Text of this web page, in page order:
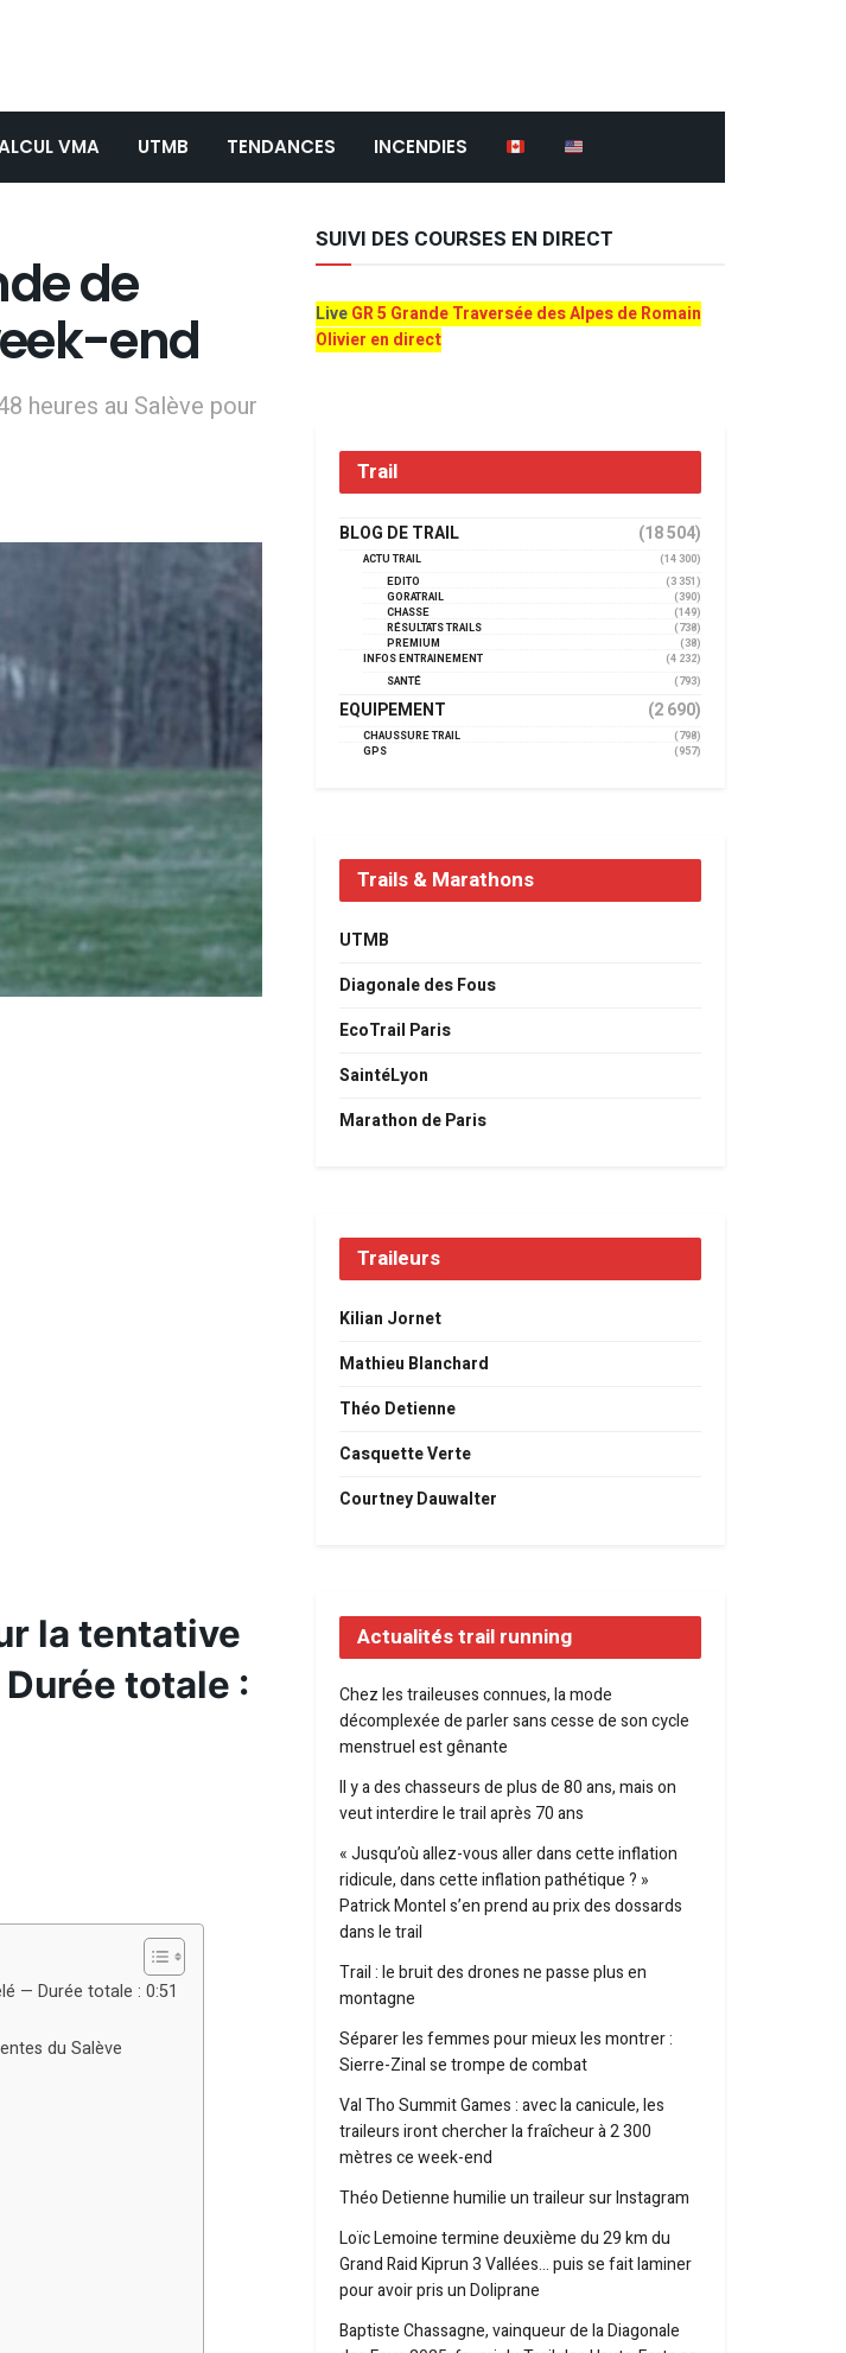
VMA UTMB TENDANCES INCENDIES
de
end
heures au Salève pour
la tentative
Durée totale :
— Durée totale : 0:51
du Salève
SUIVI DES COURSES EN DIRECT
LiveGR 5 Grande Traversée des Alpes de Romain
Olivier en direct
Trail
BLOG DE TRAIL (18 504)
ACTU TRAIL
(14 300)
EDITO
(3 351)
GORATRAIL
(390)
CHASSE
(149)
RÉSULTATS TRAILS
(738)
PREMIUM
(38)
INFOS ENTRAINEMENT
(4 232)
SANTÉ
(793)
EQUIPEMENT (2 690)
CHAUSSURE TRAIL
(798)
GPS
(957)
Trails & Marathons
UTMB
Diagonale des Fous
EcoTrail Paris
SaintéLyon
Marathon de Paris
Traileurs
Kilian Jornet
Mathieu Blanchard
Théo Detienne
Casquette Verte
Courtney Dauwalter
Actualités trail running
Chez les traileuses connues, la mode
décomplexée de parler sans cesse de son cycle
menstruel est gênante
Il y a des chasseurs de plus de 80 ans, mais on
veut interdire le trail après 70 ans
« Jusqu’où allez-vous aller dans cette inflation
ridicule, dans cette inflation pathétique ? »
Patrick Montel s’en prend au prix des dossards
dans le trail
Trail : le bruit des drones ne passe plus en
montagne
Séparer les femmes pour mieux les montrer :
Sierre-Zinal se trompe de combat
Val Tho Summit Games : avec la canicule, les
traileurs iront chercher la fraîcheur à 2 300
mètres ce week-end
Théo Detienne humilie un traileur sur Instagram
Loïc Lemoine termine deuxième du 29 km du
Grand Raid Kiprun 3 Vallées… puis se fait laminer
pour avoir pris un Doliprane
Baptiste Chassagne, vainqueur de la Diagonale